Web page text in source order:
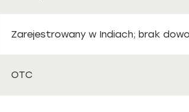
Zarejestrowany w Indiach; brak
OTC